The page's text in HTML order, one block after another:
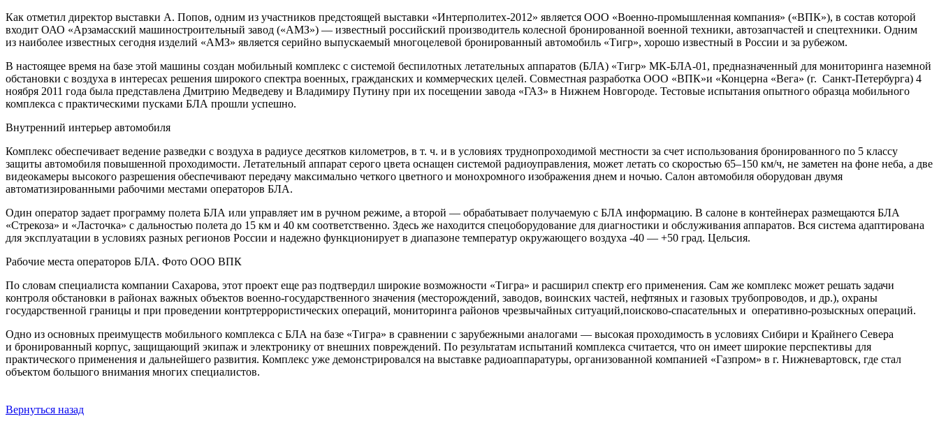
Как отметил директор выставки А. Попов, одним из участников предстоящей выставки «Интерполитех-2012» является ООО «Военно-промышленная компания» («ВПК»), в состав которой
входит ОАО «Арзамасский машиностроительный завод («АМЗ») — известный российский производитель колесной бронированной военной техники, автозапчастей и спецтехники. Одним
из наиболее известных сегодня изделий «АМЗ» является серийно выпускаемый многоцелевой бронированный автомобиль «Тигр», хорошо известный в России и за рубежом.
В настоящее время на базе этой машины создан мобильный комплекс с системой беспилотных летательных аппаратов (БЛА) «Тигр» МК-БЛА-01, предназначенный для мониторинга наземной
обстановки с воздуха в интересах решения широкого спектра военных, гражданских и коммерческих целей. Совместная разработка ООО «ВПК»и «Концерна «Вега» (г. Санкт-Петербурга) 4
ноября 2011 года была представлена Дмитрию Медведеву и Владимиру Путину при их посещении завода «ГАЗ» в Нижнем Новгороде. Тестовые испытания опытного образца мобильного
комплекса с практическими пусками БЛА прошли успешно.
Внутренний интерьер автомобиля
Комплекс обеспечивает ведение разведки с воздуха в радиусе десятков километров, в т. ч. и в условиях труднопроходимой местности за счет использования бронированного по 5 классу
защиты автомобиля повышенной проходимости. Летательный аппарат серого цвета оснащен системой радиоуправления, может летать со скоростью 65–150 км/ч, не заметен на фоне неба, а две
видеокамеры высокого разрешения обеспечивают передачу максимально четкого цветного и монохромного изображения днем и ночью. Салон автомобиля оборудован двумя
автоматизированными рабочими местами операторов БЛА.
Один оператор задает программу полета БЛА или управляет им в ручном режиме, а второй — обрабатывает получаемую с БЛА информацию. В салоне в контейнерах размещаются БЛА
«Стрекоза» и «Ласточка» с дальностью полета до 15 км и 40 км соответственно. Здесь же находится спецоборудование для диагностики и обслуживания аппаратов. Вся система адаптирована
для эксплуатации в условиях разных регионов России и надежно функционирует в диапазоне температур окружающего воздуха -40 — +50 град. Цельсия.
Рабочие места операторов БЛА. Фото ООО ВПК
По словам специалиста компании Сахарова, этот проект еще раз подтвердил широкие возможности «Тигра» и расширил спектр его применения. Сам же комплекс может решать задачи
контроля обстановки в районах важных объектов военно-государственного значения (месторождений, заводов, воинских частей, нефтяных и газовых трубопроводов, и др.), охраны
государственной границы и при проведении контртеррористических операций, мониторинга районов чрезвычайных ситуаций,поисково-спасательных и оперативно-розыскных операций.
Одно из основных преимуществ мобильного комплекса с БЛА на базе «Тигра» в сравнении с зарубежными аналогами — высокая проходимость в условиях Сибири и Крайнего Севера
и бронированный корпус, защищающий экипаж и электронику от внешних повреждений. По результатам испытаний комплекса считается, что он имеет широкие перспективы для
практического применения и дальнейшего развития. Комплекс уже демонстрировался на выставке радиоаппаратуры, организованной компанией «Газпром» в г. Нижневартовск, где стал
объектом большого внимания многих специалистов.
Вернуться назад